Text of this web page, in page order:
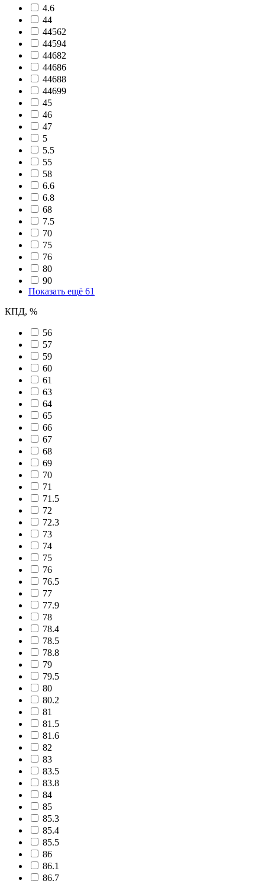
4.6
44
44562
44594
44682
44686
44688
44699
45
46
47
5
5.5
55
58
6.6
6.8
68
7.5
70
75
76
80
90
Показать ещё 61
КПД, %
56
57
59
60
61
63
64
65
66
67
68
69
70
71
71.5
72
72.3
73
74
75
76
76.5
77
77.9
78
78.4
78.5
78.8
79
79.5
80
80.2
81
81.5
81.6
82
83
83.5
83.8
84
85
85.3
85.4
85.5
86
86.1
86.7